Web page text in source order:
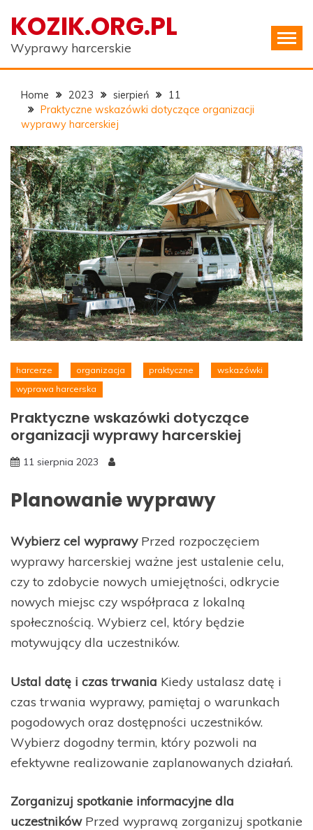
content
KOZIK.ORG.PL
Wyprawy harcerskie
Home 2023 sierpień
11
Praktyczne wskazówki dotyczące organizacji
wyprawy harcerskiej
harcerze organizacja praktyczne
wskazówki
wyprawa harcerska
Praktyczne wskazówki dotyczące
organizacji wyprawy harcerskiej
11 sierpnia 2023
Planowanie wyprawy
Wybierz cel wyprawyPrzed rozpoczęciem
wyprawy harcerskiej ważne jest ustalenie celu,
czy to zdobycie nowych umiejętności, odkrycie
nowych miejsc czy współpraca z lokalną
społecznością. Wybierz cel, który będzie
motywujący dla uczestników.
Ustal datę i czas trwania Kiedy ustalasz datę i
czas trwania wyprawy, pamiętaj o warunkach
pogodowych oraz dostępności uczestników.
Wybierz dogodny termin, który pozwoli na
efektywne realizowanie zaplanowanych działań.
Zorganizuj spotkanie informacyjne dla
uczestnikówPrzed wyprawą zorganizuj spotkanie